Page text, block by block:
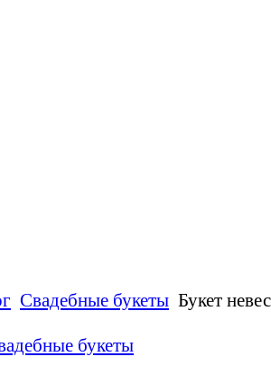
Свадебные букеты Букет
букеты